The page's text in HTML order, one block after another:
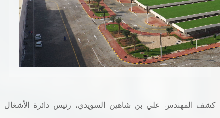
سياسة نظام إدارة المرافق
مشاريع الدائرة
المنشآت العمرانية
التحقق من حالة معاملة
كشف المهندس علي بن شاهين السويدي، رئيس دائرة الأشغال